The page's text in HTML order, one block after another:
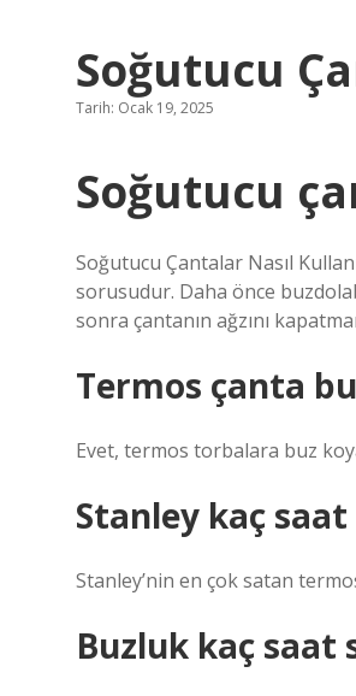
Soğutucu
Tarih: Ocak 19, 2025
Soğutucu
Soğutucu Çantalar Nasıl
sorusudur. Daha önce
sonra çantanın ağzını
Termos çanta
Evet, termos torbalara buz
Stanley kaç
Stanley’nin en çok satan
Buzluk kaç saat